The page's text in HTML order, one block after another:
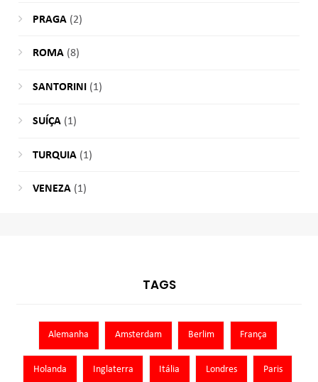
PRAGA(2)
ROMA(8)
SANTORINI (1)
SUÍÇA(1)
TURQUIA(1)
VENEZA(1)
TAGS
Alemanha Amsterdam Berlim França
Holanda Inglaterra Itália Londres Paris